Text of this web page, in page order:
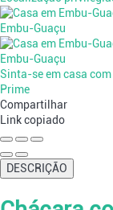
Sinta-se em casa
Prime
Compartilhar
Link copiado
DESCRIÇÃO